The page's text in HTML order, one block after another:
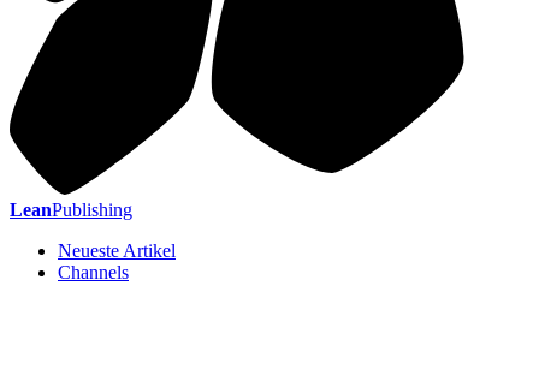
LeanPublishing
Neueste Artikel
Channels